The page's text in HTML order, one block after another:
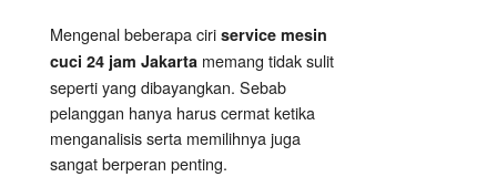
Mengenal beberapa ciri service mesin
cuci 24 jam Jakarta memang tidak sulit
seperti yang dibayangkan. Sebab
pelanggan hanya harus cermat ketika
menganalisis serta memilihnya juga
sangat berperan penting.